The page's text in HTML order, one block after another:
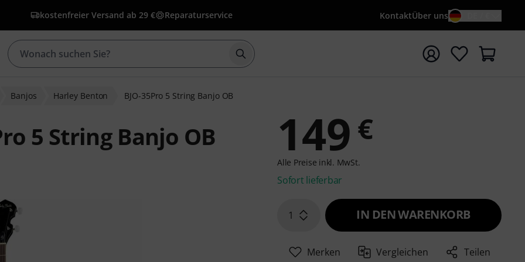
kostenfreier Versand ab 29 € Reparaturservice KontaktÜber uns
Suche mit Suchwort {searchTerm} starten
Banjos Harley Benton BJO-35Pro 5 String Banjo OB
5 String Banjo OB 149 €
Alle Preise inkl. MwSt.
Sofort lieferbar
1 IN DEN WARENKORB
Merken Vergleichen Teilen